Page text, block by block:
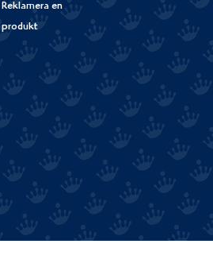
Reklamera en
produkt